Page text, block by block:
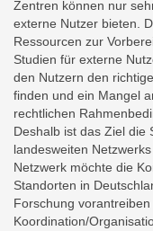
Zentren können nur
externe Nutzer bieten.
Ressourcen zur
Studien für externe
den Nutzern den
finden und ein Mangel
rechtlichen
Deshalb ist das Ziel die
landesweiten
Netzwerk möchte die
Standorten in
Forschung
Koordination/